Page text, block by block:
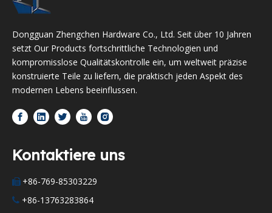
Dongguan Zhengchen Hardware Co., Ltd. Seit über 10 Jahren
setzt Our Products fortschrittliche Technologien und
kompromisslose Qualitätskontrolle ein, um weltweit präzise
konstruierte Teile zu liefern, die praktisch jeden Aspekt des
modernen Lebens beeinflussen.
Kontaktiere uns
 +86-769-85303229
 +86-13763283864